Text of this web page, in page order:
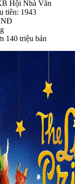
Hội Nhà Văn
tiên: 1943
140 triệu bản